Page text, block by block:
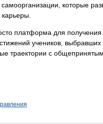
которые
платформа для
учеников,
траектории с